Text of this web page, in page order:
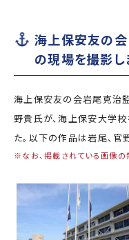
「海上保安の日」俳句コ
テストの実施
海上における防犯・安全の
海上保安協
海守
講師派遣
海上安
関する
海上防犯に
関する活動
海洋環
動
海外海上保安機関との連携
海上保安友の
の現場を撮影し
海上保安友の会岩尾克治
野貴氏が、海上保安大学
た。以下の作品は岩尾、官
※なお、掲載されている画像の